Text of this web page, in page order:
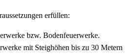
erfüllen:
bzw. Bodenfeuerwerke.
mit Steighöhen bis zu 30 Metern